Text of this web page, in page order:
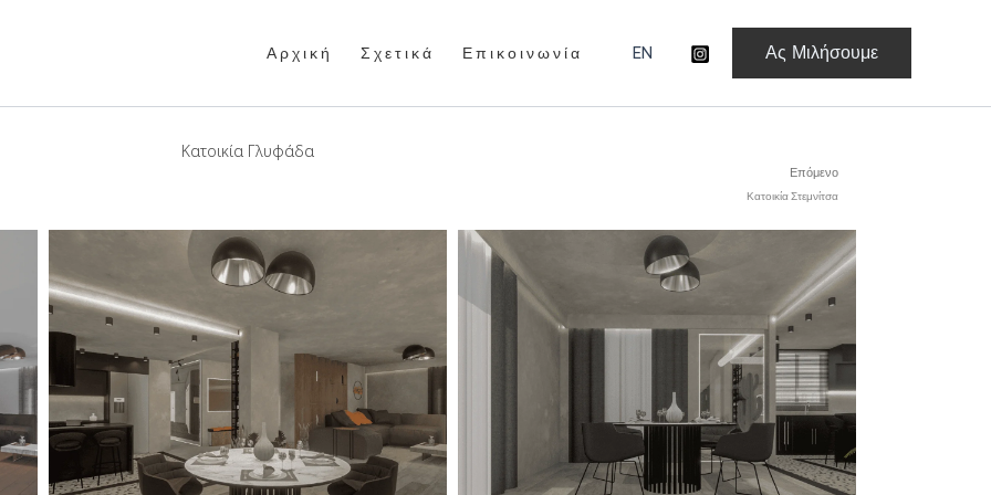
Α ρ χ ι κ ή Σ χ ε τ ι κ ά Ε π ι κ ο ι ν ω ν ί α EN Ας Μιλήσουμε
Κατοικία Γλυφάδα
Επόμενο
Κατοικία Στεμνίτσα